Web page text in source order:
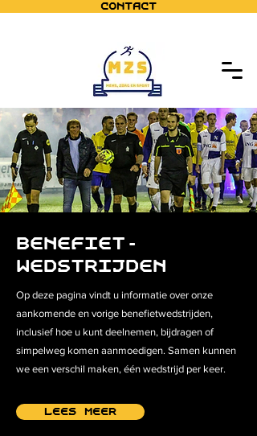
Contact
benefiet-
wedstrijden
Op deze pagina vindt u informatie over onze
aankomende en vorige benefietwedstrijden,
inclusief hoe u kunt deelnemen, bijdragen of
simpelweg komen aanmoedigen. Samen kunnen
we een verschil maken, één wedstrijd per keer.
Lees meer